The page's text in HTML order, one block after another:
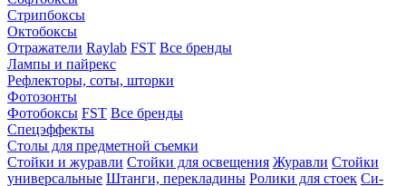
Стрипбоксы
Октобоксы
Отражатели Raylab FST Все бренды
Лампы и пайрекс
Рефлекторы, соты, шторки
Фотозонты
Фотобоксы FST Все бренды
Спецэффекты
Столы для предметной съемки
Стойки и журавли Стойки для освещения Журавли Стойки
универсальные Штанги, перекладины Ролики для стоек Си-